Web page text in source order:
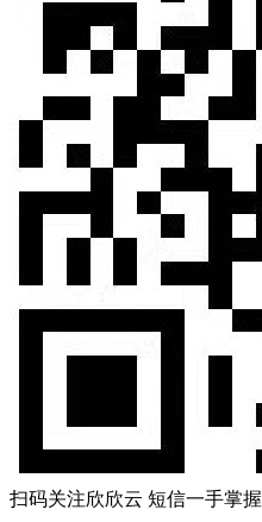
扫码关注欣欣云 短信一手掌握